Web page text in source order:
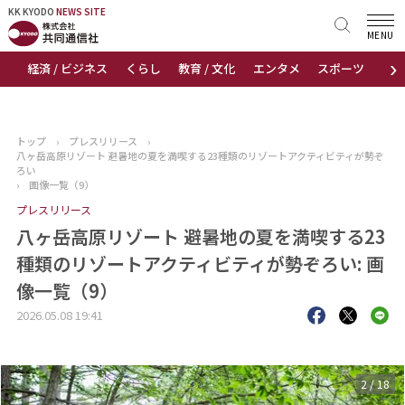
KK KYODO NEWS SITE
›
経済 / ビジネス くらし 教育 / 文化 エンタメ スポーツ 地域
MENU
KK KYODONEWS SITE
トップページ
ニュース
おすすめコンテンツ
出版物
会社概要
トップ › プレスリリース
›
八ヶ岳高原リゾート 避暑地の夏を満喫する23種類のリゾートアクティビティが勢ぞ
ろい
›
画像一覧（9）
プレスリリース
八ヶ岳高原リゾート 避暑地の夏を満喫する23
種類のリゾートアクティビティが勢ぞろい: 画
像一覧（9）
2026.05.08 19:41
3/18